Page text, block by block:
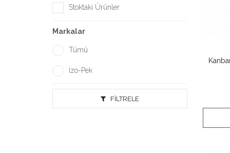
Stoktaki Ürünler
Markalar
Tümü
İzo-Pek
FILTRELE